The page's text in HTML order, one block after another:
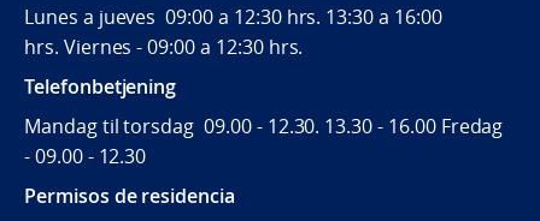
Lunes a jueves 09:00 a 12:30 hrs. 13:30 a 16:00
hrs. Viernes - 09:00 a 12:30 hrs.
Telefonbetjening
Mandag til torsdag 09.00 - 12.30. 13.30 - 16.00 Fredag
- 09.00 - 12.30
Permisos de residencia